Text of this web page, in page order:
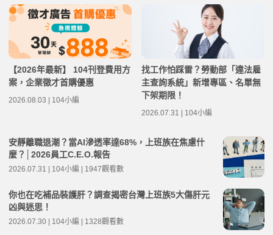
【2026年最新】 104刊登費用方
案，企業徵才首購優惠
2026.08.03 | 104小編
找工作怕踩雷？勞動部「違法雇
主查詢系統」新增專區、名單無
下架期限！
2026.07.31 | 104小編
安靜離職退潮？當AI滲透率達68%，上班族在焦慮什
麼？│2026員工C.E.O.報告
2026.07.31 | 104小編 | 1947觀看數
你也在吃補品裝護肝？調查揭密台灣上班族5大傷肝元
凶與迷思！
2026.07.30 | 104小編 | 1328觀看數